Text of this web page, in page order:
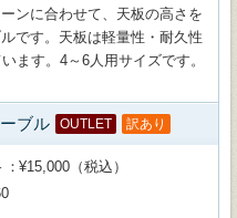
ンに合わせて、天板の高さを
です。天板は軽量性・耐久性
ます。4～6人用サイズです。
ブル OUTLET 訳あり
¥15,000（税込）